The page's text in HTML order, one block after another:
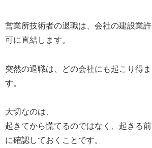
営業所技術者の退職は、会社の建設業許
可に直結します。
突然の退職は、どの会社にも起こり得ま
す。
大切なのは、
起きてから慌てるのではなく、起きる前
に確認しておくこと です。